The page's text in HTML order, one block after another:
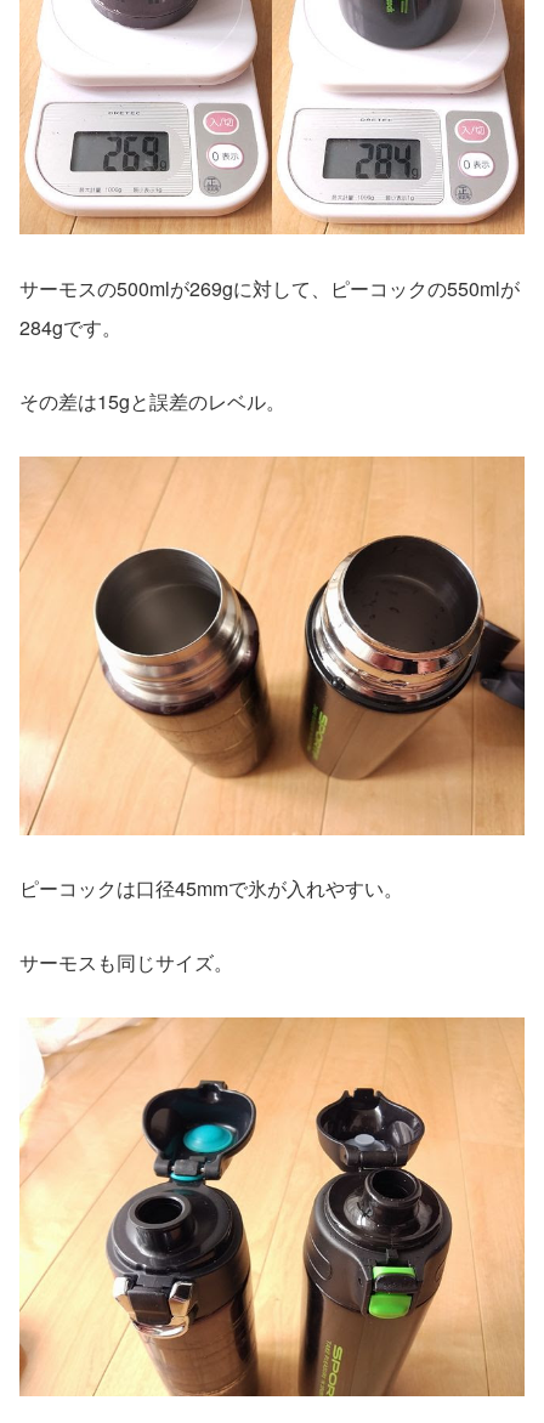
サーモスの500mlが269gに対して、ピーコックの550mlが
284gです。
その差は15gと誤差のレベル。
ピーコックは口径45mmで氷が入れやすい。
サーモスも同じサイズ。